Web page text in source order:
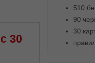
30
510
90
30